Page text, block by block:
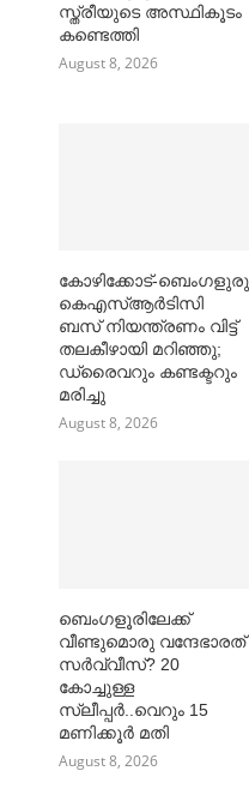
സ്ത്രീയുടെ അസ്ഥികൂടം
കണ്ടെത്തി
August 8, 2026
കോഴിക്കോട്-ബെംഗളുരു
കെഎസ്ആർടിസി
ബസ് നിയന്ത്രണം വിട്ട്
തലകീഴായി മറിഞ്ഞു;
ഡ്രൈവറും കണ്ടക്ട‌റും
മരിച്ചു
August 8, 2026
ബെംഗളൂരിലേക്ക്
വീണ്ടുമൊരു വന്ദേഭാരത്
സര്‍വ്വീസ്? 20
കോച്ചുള്ള
സ്ലീപ്പര്‍..വെറും 15
മണിക്കൂര്‍ മതി
August 8, 2026